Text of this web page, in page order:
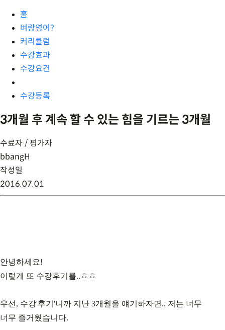
홈
벼랑영어?
커리큘럼
수강효과
수강요건
수강등록
3개월 후 계속 할 수 있는 힘을 기르는 3개월
수료자 / 평가자
bbangH
작성일
2016.07.01
안녕하세요!
이렇게 또 수강후기를..ㅎㅎ
우선, 수강'후기'니까 지난 3개월을 얘기하자면.. 저는 너무
너무 즐거웠습니다.